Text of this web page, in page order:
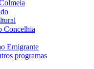
Concelhia
Emigrante
programas